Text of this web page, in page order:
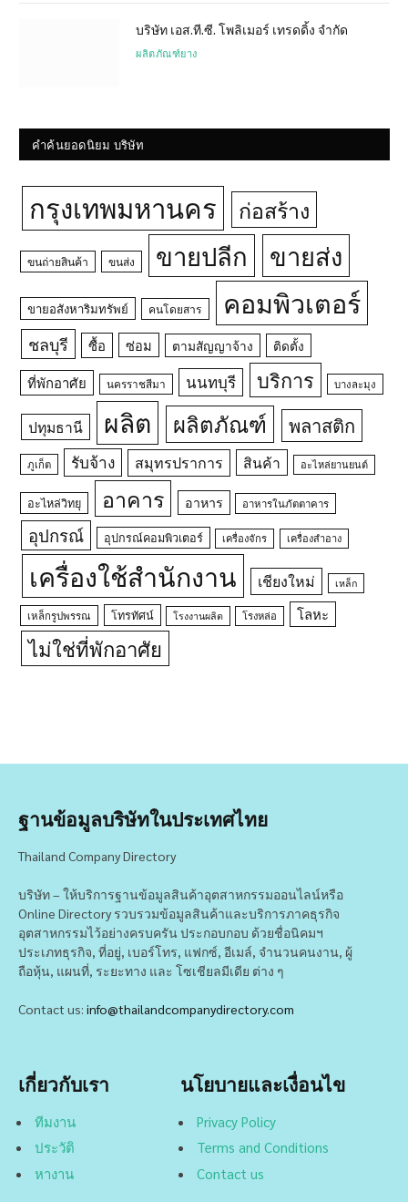
บริษัท เอส.ที.ซี. โพลิเมอร์ เทรดดิ้ง จำกัด
ผลิตภัณฑ์ยาง
คำค้นยอดนิยม บริษัท
กรุงเทพมหานคร ก่อสร้าง
ขนถ่ายสินค้า ขนส่ง ขายปลีก ขายส่ง
ขายอสังหาริมทรัพย์ คนโดยสาร คอมพิวเตอร์
ชลบุรี ซื้อ ซ่อม ตามสัญญาจ้าง ติดตั้ง
ที่พักอาศัย นครราชสีมา นนทบุรี บริการ บางละมุง
ปทุมธานี ผลิต ผลิตภัณฑ์ พลาสติก
ภูเก็ต รับจ้าง สมุทรปราการ สินค้า อะไหล่ยานยนต์
อะไหล่วิทยุ อาคาร อาหาร อาหารในภัตตาคาร
อุปกรณ์ อุปกรณ์คอมพิวเตอร์ เครื่องจักร เครื่องสำอาง
เครื่องใช้สำนักงาน เชียงใหม่ เหล็ก
เหล็กรูปพรรณ โทรทัศน์ โรงงานผลิต โรงหล่อ โลหะ
ไม่ใช่ที่พักอาศัย
ฐานข้อมูลบริษัทในประเทศไทย
Thailand Company Directory
บริษัท – ให้บริการฐานข้อมูลสินค้าอุตสาหกรรมออนไลน์หรือ
Online Directory รวบรวมข้อมูลสินค้าและบริการภาคธุรกิจ
อุตสาหกรรมไว้อย่างครบครัน ประกอบกอบ ด้วยชื่อนิคมฯ
ประเภทธุรกิจ, ที่อยู่, เบอร์โทร, แฟกซ์, อีเมล์, จำนวนคนงาน, ผู้
ถือหุ้น, แผนที่, ระยะทาง และ โซเชียลมีเดีย ต่าง ๆ
Contact us: info@thailandcompanydirectory.com
เกี่ยวกับเรา
ทีมงาน
ประวัติ
หางาน
นโยบายและเงื่อนไข
Privacy Policy
Terms and Conditions
Contact us